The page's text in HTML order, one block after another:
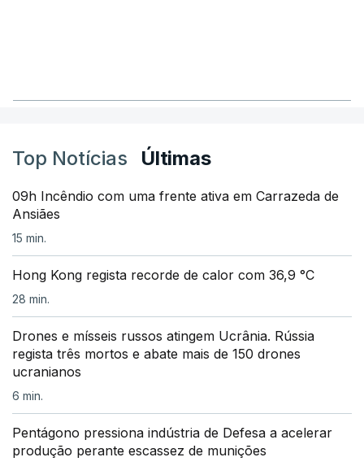
Top Notícias Últimas
09h Incêndio com uma frente ativa em Carrazeda de
Ansiães
15 min.
Hong Kong regista recorde de calor com 36,9 °C
28 min.
Drones e mísseis russos atingem Ucrânia. Rússia
regista três mortos e abate mais de 150 drones
ucranianos
6 min.
Pentágono pressiona indústria de Defesa a acelerar
produção perante escassez de munições